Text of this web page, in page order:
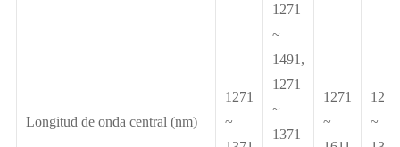
Longitud de onda central (nm)
1271
~
1271
~
1491,
1271
~
1371
1271
~
~